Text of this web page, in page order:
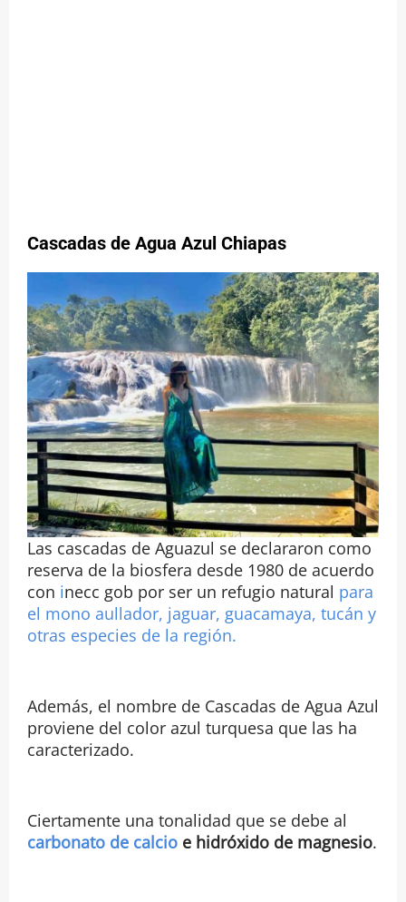
Cascadas de Agua Azul Chiapas
Las cascadas de Aguazul se declararon como
reserva de la biosfera desde 1980 de acuerdo
con inecc gob por ser un refugio natural para
el mono aullador, jaguar, guacamaya, tucán y
otras especies de la región.
Además, el nombre de Cascadas de Agua Azul
proviene del color azul turquesa que las ha
caracterizado.
Ciertamente una tonalidad que se debe al
carbonato de calcioe hidróxido de magnesio.